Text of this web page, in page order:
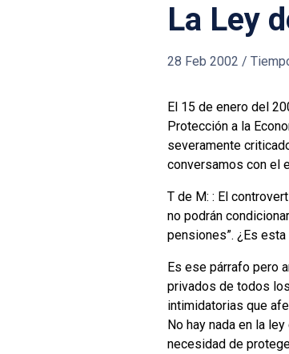
La Ley
28 Feb 2002 /
El 15 de enero del
Protección a la
severamente
conversamos con el
T de M: : El
no podrán
pensiones”. ¿Es
Es ese párrafo pero
privados de todos
intimidatorias que
No hay nada en la
necesidad de